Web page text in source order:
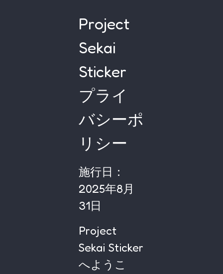
Project
Sekai
Sticker
プライ
バシーポ
リシー
施行日：
2025年8月
31日
Project
Sekai Sticker
へようこ